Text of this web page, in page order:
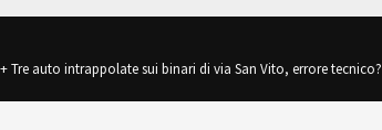
Tre auto intrappolate sui binari di via San Vito, errore tecnico?